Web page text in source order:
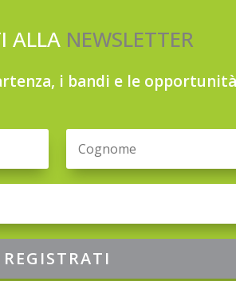
ALLA NEWSLETTER
i bandi e le
REGISTRATI